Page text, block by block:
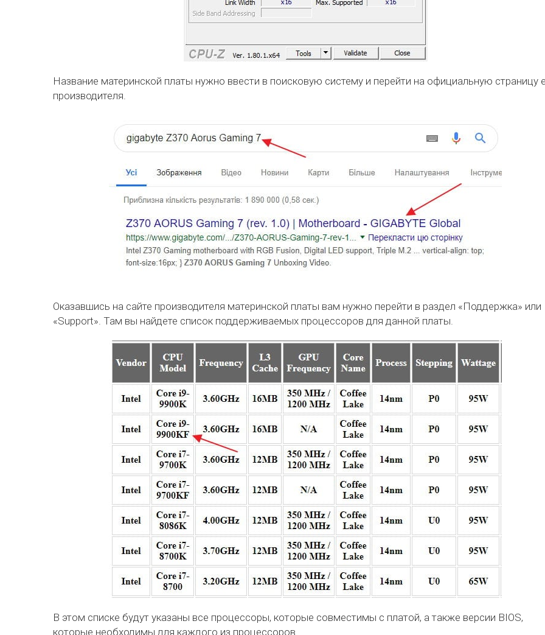
Название материнской платы нужно ввести в поисковую систему и перейти на официальную страницу
производителя.
Оказавшись на сайте производителя материнской платы вам нужно перейти в раздел «Поддержка» или
«Support». Там вы найдете список поддерживаемых процессоров для данной платы.
В этом списке будут указаны все процессоры, которые совместимы с платой, а также версии BIOS,
которые необходимы для каждого из процессоров.